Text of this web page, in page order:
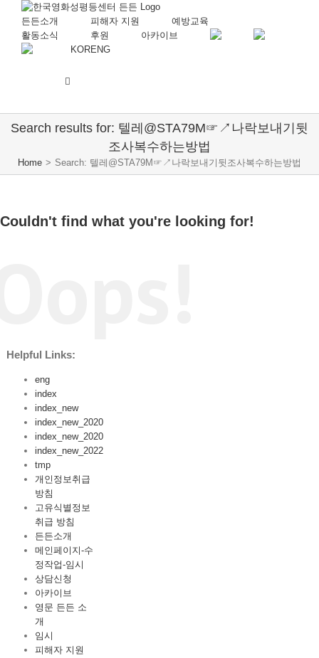
든든소개 피해자 지원
예방교육
활동소식
후원
아카이브
KORENG
Search results for: 텔레@STA79M☞↗나락보내기뒷
조사복수하는방법
Home > Search: 텔레@STA79M☞↗나락보내기뒷조사복수하는방법
Couldn't find what you're looking for!
Helpful Links:
eng
index
index_new
index_new_2020
index_new_2020
index_new_2022
tmp
개인정보취급
방침
고유식별정보
취급 방침
든든소개
메인페이지-수
정작업-임시
상담신청
아카이브
영문 든든 소
개
임시
피해자 지원